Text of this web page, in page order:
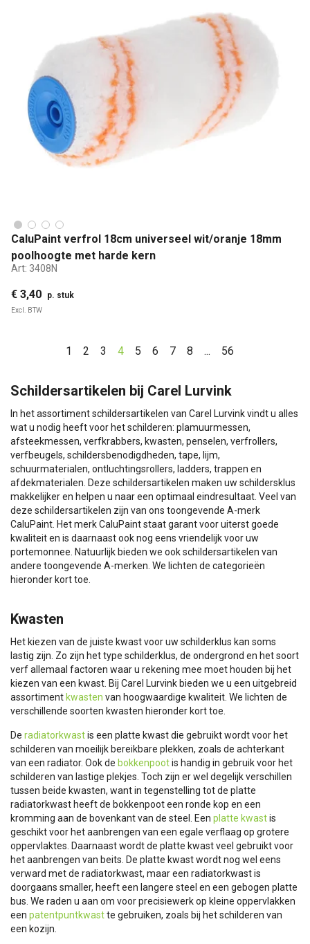
CaluPaint verfrol 18cm universeel wit/oranje 18mm
poolhoogte met harde kern
Art: 3408N
€ 3,40 p. stuk
Excl. BTW
1 2 3 4 5 6 7 8 ... 56
Schildersartikelen bij Carel Lurvink
In het assortiment schildersartikelen van Carel Lurvink vindt u alles
wat u nodig heeft voor het schilderen: plamuurmessen,
afsteekmessen, verfkrabbers, kwasten, penselen, verfrollers,
verfbeugels, schildersbenodigdheden, tape, lijm,
schuurmaterialen, ontluchtingsrollers, ladders, trappen en
afdekmaterialen. Deze schildersartikelen maken uw schildersklus
makkelijker en helpen u naar een optimaal eindresultaat. Veel van
deze schildersartikelen zijn van ons toongevende A-merk
CaluPaint. Het merk CaluPaint staat garant voor uiterst goede
kwaliteit en is daarnaast ook nog eens vriendelijk voor uw
portemonnee. Natuurlijk bieden we ook schildersartikelen van
andere toongevende A-merken. We lichten de categorieën
hieronder kort toe.
Kwasten
Het kiezen van de juiste kwast voor uw schilderklus kan soms
lastig zijn. Zo zijn het type schilderklus, de ondergrond en het soort
verf allemaal factoren waar u rekening mee moet houden bij het
kiezen van een kwast. Bij Carel Lurvink bieden we u een uitgebreid
assortimentkwasten van hoogwaardige kwaliteit. We lichten de
verschillende soorten kwasten hieronder kort toe.
De radiatorkwastis een platte kwast die gebruikt wordt voor het
schilderen van moeilijk bereikbare plekken, zoals de achterkant
van een radiator. Ook de bokkenpootis handig in gebruik voor het
schilderen van lastige plekjes. Toch zijn er wel degelijk verschillen
tussen beide kwasten, want in tegenstelling tot de platte
radiatorkwast heeft de bokkenpoot een ronde kop en een
kromming aan de bovenkant van de steel. Een platte kwastis
geschikt voor het aanbrengen van een egale verflaag op grotere
oppervlaktes. Daarnaast wordt de platte kwast veel gebruikt voor
het aanbrengen van beits. De platte kwast wordt nog wel eens
verward met de radiatorkwast, maar een radiatorkwast is
doorgaans smaller, heeft een langere steel en een gebogen platte
bus. We raden u aan om voor precisiewerk op kleine oppervlakken
een patentpuntkwastte gebruiken, zoals bij het schilderen van
een kozijn.